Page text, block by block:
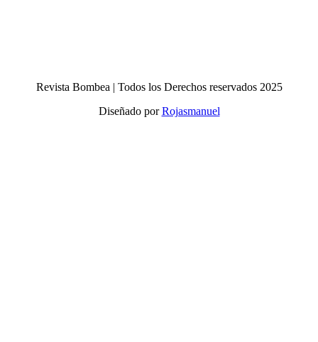
Revista Bombea | Todos los Derechos reservados 2025
Diseñado porRojasmanuel